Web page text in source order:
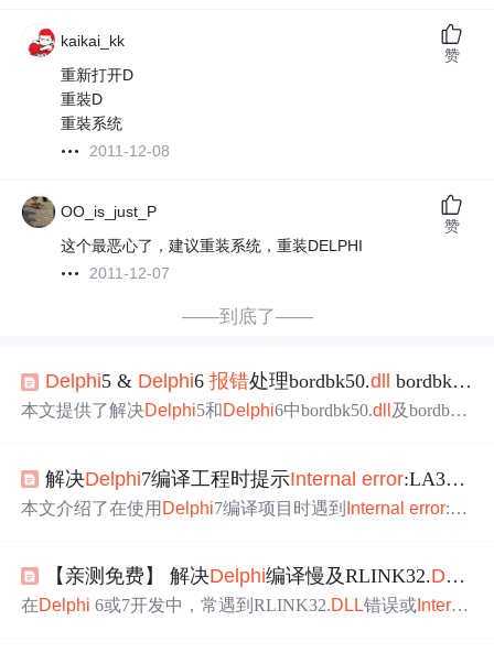
kaikai_kk
重新打开D
重裝D
重裝系统
2011-12-08
赞
OO_is_just_P
这个最恶心了，建议重装系统，重装DELPHI
2011-12-07
赞
——到底了——
Delphi5 & Delphi6报错处理bordbk50.dll bordbk61.
本文提供了解决Delphi5和Delphi6中bordbk50.dll
及bordbk6
解决Delphi7编译工程时提示Internal error:LA30、Access violation at address xxxxxxxx in module ‘RLINK32.
本文介绍了在使用 Delphi7编译项目时遇到 Internal error:L
换到
Delphi7的Bin目录下，以恢复正常编译。
【亲测免费】 解决Delphi编译慢及RLINK32.DLL
在Delphi 6或7开发中，常遇到RLINK32.DLL错误或 Interna